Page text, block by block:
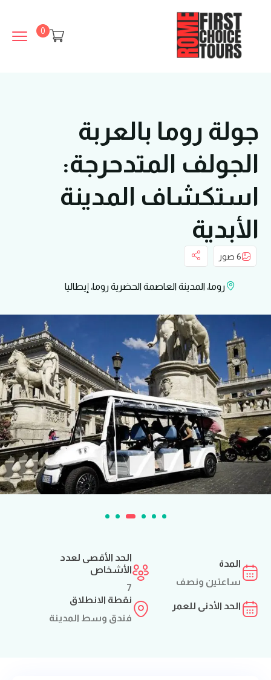
0
جولة روما بالعربة
الجولف المتدحرجة:
استكشاف المدينة
الأبدية
6 صور
روما، المدينة العاصمة الحضرية روما، إيطاليا
المدة
ساعتين ونصف
الحد الأقصى لعدد
الأشخاص
7
الحد الأدنى للعمر
نقطة الانطلاق
فندق وسط المدينة